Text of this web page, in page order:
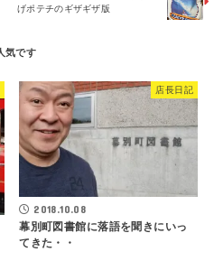
げポテチのギザギザ版
店長日記
2018.10.08
幕別町図書館に落語を聞きにいっ
てきた・・